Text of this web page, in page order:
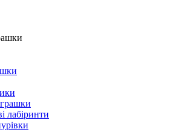
лабіринти